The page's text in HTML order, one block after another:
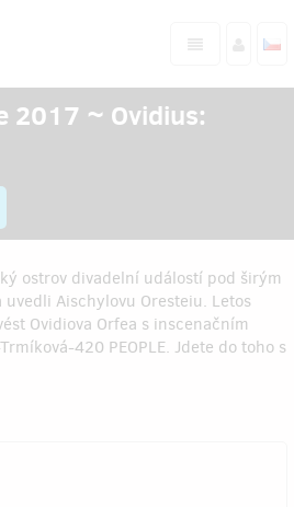
2017 ~ Ovidius:
ostrov divadelní událostí pod širým
Aischylovu Oresteiu. Letos
Ovidiova Orfea s inscenačním
420 PEOPLE. Jdete do toho s